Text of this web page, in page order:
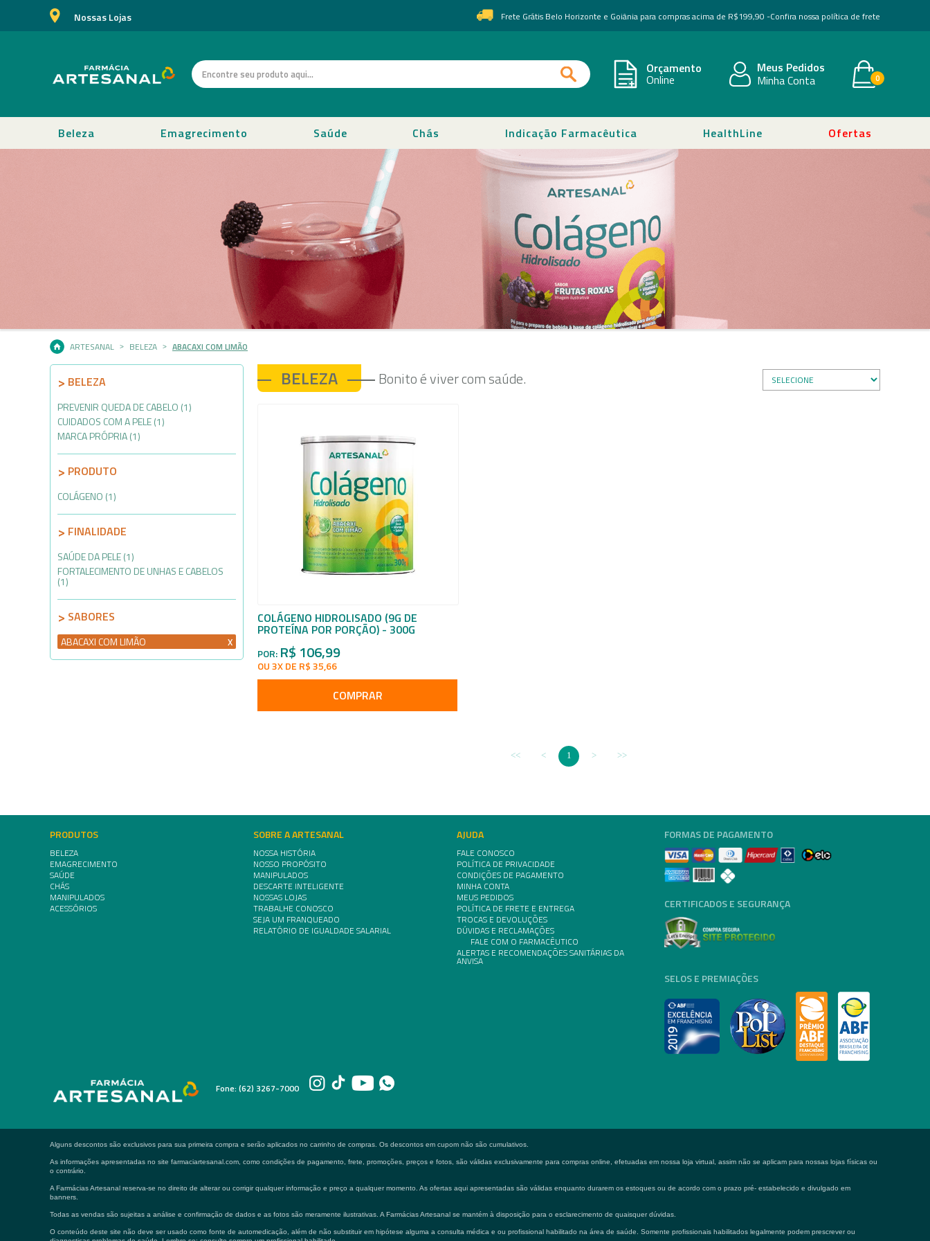
Nossas Lojas Frete Grátis Belo Horizonte e Goiânia para compras acima de R$199,90 -Confira nossa política de frete
Orçamento
Online
Meus Pedidos
Minha Conta 0
Beleza Emagrecimento Saúde Chás Indicação Farmacêutica HealthLine Ofertas
ARTESANAL BELEZA ABACAXI COM LIMÃO
BELEZA
PREVENIR QUEDA DE CABELO (1)
CUIDADOS COM A PELE (1)
MARCA PRÓPRIA (1)
PRODUTO
COLÁGENO (1)
FINALIDADE
SAÚDE DA PELE (1)
FORTALECIMENTO DE UNHAS E CABELOS
(1)
SABORES
ABACAXI COM LIMÃO
BELEZA Bonito é viver com saúde.
COLÁGENO HIDROLISADO (9G DE
PROTEÍNA POR PORÇÃO) - 300G
POR: R$ 106,99
OU 3X DE R$ 35,66
COMPRAR
1
PRODUTOS
BELEZA
EMAGRECIMENTO
SAÚDE
CHÁS
MANIPULADOS
ACESSÓRIOS
SOBRE A ARTESANAL
NOSSA HISTÓRIA
NOSSO PROPÓSITO
MANIPULADOS
DESCARTE INTELIGENTE
NOSSAS LOJAS
TRABALHE CONOSCO
SEJA UM FRANQUEADO
RELATÓRIO DE IGUALDADE SALARIAL
AJUDA
FALE CONOSCO
POLÍTICA DE PRIVACIDADE
CONDIÇÕES DE PAGAMENTO
MINHA CONTA
MEUS PEDIDOS
POLÍTICA DE FRETE E ENTREGA
TROCAS E DEVOLUÇÕES
DÚVIDAS E RECLAMAÇÕES
FALE COM O FARMACÊUTICO
ALERTAS E RECOMENDAÇÕES SANITÁRIAS DA
ANVISA
Fone: (62) 3267-7000
FORMAS DE PAGAMENTO
CERTIFICADOS E SEGURANÇA
SELOS E PREMIAÇÕES
Alguns descontos são exclusivos para sua primeira compra e serão aplicados no carrinho de compras. Os descontos em cupom não são cumulativos.
As informações apresentadas no site farmaciartesanal.com, como condições de pagamento, frete, promoções, preços e fotos, são válidas exclusivamente para compras online, efetuadas em nossa loja virtual, assim não se aplicam para nossas lojas físicas ou
o contrário.
A Farmácias Artesanal reserva-se no direito de alterar ou corrigir qualquer informação e preço a qualquer momento. As ofertas aqui apresentadas são válidas enquanto durarem os estoques ou de acordo com o prazo pré- estabelecido e divulgado em
banners.
Todas as vendas são sujeitas a análise e confirmação de dados e as fotos são meramente ilustrativas. A Farmácias Artesanal se mantém à disposição para o esclarecimento de quaisquer dúvidas.
O conteúdo deste site não deve ser usado como fonte de automedicação, além de não substituir em hipótese alguma a consulta médica e ou profissional habilitado na área de saúde. Somente profissionais habilitados legalmente podem prescrever ou